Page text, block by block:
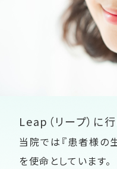
Leap（リープ）に
当院では『患者様の
を使命としています。